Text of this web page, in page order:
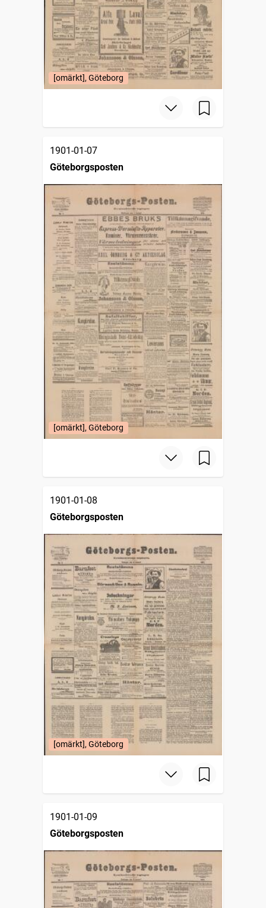
[omärkt], Göteborg
1901-01-07
Göteborgsposten
[omärkt], Göteborg
1901-01-08
Göteborgsposten
[omärkt], Göteborg
1901-01-09
Göteborgsposten